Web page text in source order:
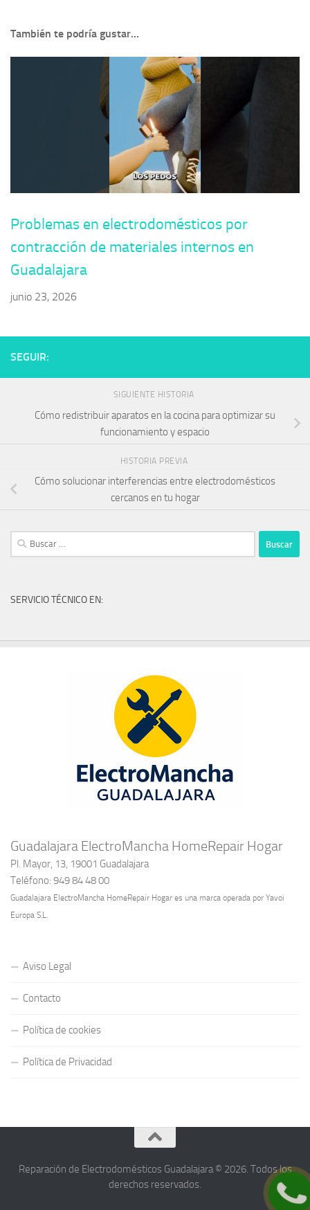
También te podría gustar...
Problemas en electrodomésticos por
contracción de materiales internos en
Guadalajara
junio 23, 2026
SEGUIR:
SIGUIENTE HISTORIA
Cómo redistribuir aparatos en la cocina para optimizar su
funcionamiento y espacio
HISTORIA PREVIA
Cómo solucionar interferencias entre electrodomésticos
cercanos en tu hogar
Buscar:
SERVICIO TÉCNICO EN:
Guadalajara ElectroMancha HomeRepair Hogar
Pl. Mayor, 13, 19001 Guadalajara
Teléfono: 949 84 48 00
Guadalajara ElectroMancha HomeRepair Hogar es una marca operada por Yavoi
Europa S.L.
Aviso Legal
Contacto
Política de cookies
Política de Privacidad
Reparación de Electrodomésticos Guadalajara © 2026. Todos los
derechos reservados.